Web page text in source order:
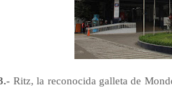
Ritz, la reconocida galleta de